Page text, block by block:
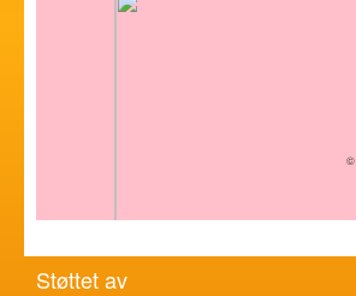
©
Støttet av